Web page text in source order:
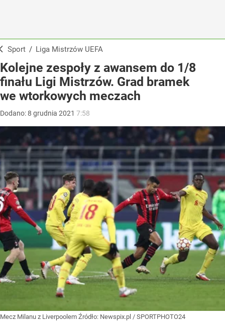
Sport / Liga Mistrzów UEFA
Kolejne zespoły z awansem do 1/8
finału Ligi Mistrzów. Grad bramek
we wtorkowych meczach
Dodano:8 grudnia 2021 7:58
Mecz Milanu z Liverpoolem Źródło: Newspix.pl / SPORTPHOTO24